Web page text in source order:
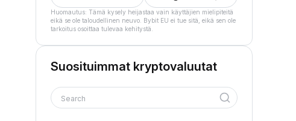
Huomautus: Tämä kysely heijastaa vain käyttäjien mielipiteitä
eikä se ole taloudellinen neuvo. Bybit EU ei tue sitä, eikä sen ole
tarkoitus osoittaa tulevaa kehitystä.
Suosituimmat kryptovaluutat
Search